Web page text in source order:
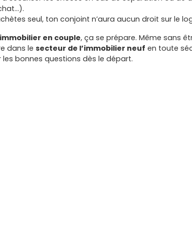
seul, ton conjoint n’aura aucun droit sur le
en couple, ça se prépare. Même sans
dans le secteur de l’immobilier neuf en toute
les bonnes questions dès le départ.